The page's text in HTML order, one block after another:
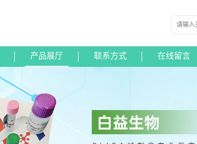
产品展厅 联系方式 在线留言